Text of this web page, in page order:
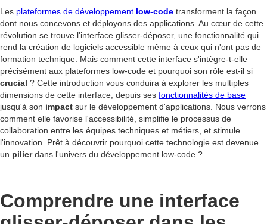
Les plateformes de développement low-code transforment la façon
dont nous concevons et déployons des applications. Au cœur de cette
révolution se trouve l'interface glisser-déposer, une fonctionnalité qui
rend la création de logiciels accessible même à ceux qui n'ont pas de
formation technique. Mais comment cette interface s'intègre-t-elle
précisément aux plateformes low-code et pourquoi son rôle est-il si
crucial ? Cette introduction vous conduira à explorer les multiples
dimensions de cette interface, depuis ses fonctionnalités de base
jusqu'à son impact sur le développement d'applications. Nous verrons
comment elle favorise l'accessibilité, simplifie le processus de
collaboration entre les équipes techniques et métiers, et stimule
l'innovation. Prêt à découvrir pourquoi cette technologie est devenue
un pilierdans l'univers du développement low-code ?
Comprendre une interface